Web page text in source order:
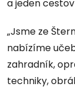
a jeden
„Jsme ze
nabízíme
zahradník,
techniky,